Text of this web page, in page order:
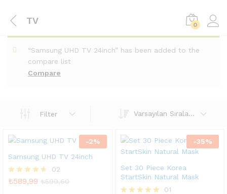
TV 0
Compare
“Samsung UHD TV 24inch” has been added to the
compare list
Filter Varsayılan Sıralama
-2%
Samsung UHD TV 24inch
5
02
₺589,99 ₺599,60
-35%
Set 30 Piece Korea
StartSkin Natural Mask
01